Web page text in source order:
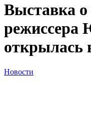
Выставка о
открылась
Новости